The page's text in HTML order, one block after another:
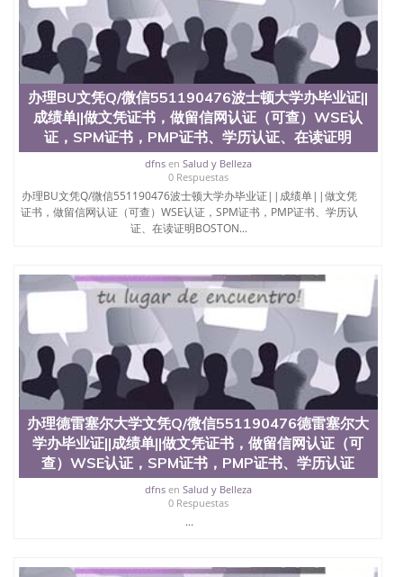
办理BU文凭Q/微信551190476波士顿大学办毕业证||
成绩单||做文凭证书，做留信网认证（可查）WSE认
证，SPM证书，PMP证书、学历认证、在读证明
dfnsen Salud y Belleza
0 Respuestas
办理BU文凭Q/微信551190476波士顿大学办毕业证||成绩单||做文凭
证书，做留信网认证（可查）WSE认证，SPM证书，PMP证书、学历认
证、在读证明BOSTON...
办理德雷塞尔大学文凭Q/微信551190476德雷塞尔大
学办毕业证||成绩单||做文凭证书，做留信网认证（可
查）WSE认证，SPM证书，PMP证书、学历认证
dfnsen Salud y Belleza
0 Respuestas
...